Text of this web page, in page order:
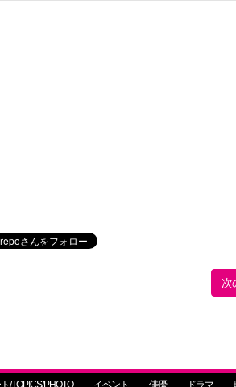
次
/TOPICS/PHOTO イベント 俳優 ドラマ